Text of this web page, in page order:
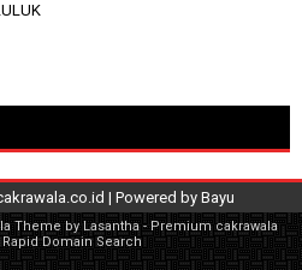
| Powered by Bayu
Theme byLasantha -Premium cakrawala
Rapid Domain Search